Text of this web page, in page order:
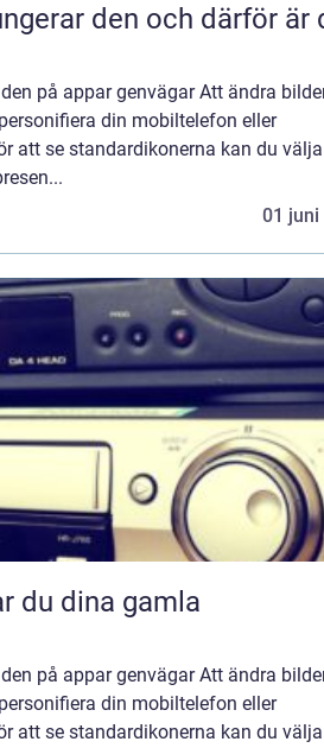
på appar genvägar Att ändra
din mobiltelefon eller
att se standardikonerna kan du
01 juni
på appar genvägar Att ändra
din mobiltelefon eller
att se standardikonerna kan du